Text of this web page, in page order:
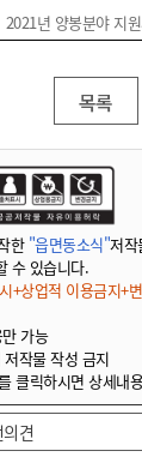
2021년 양봉분야 지
목록
한 "읍면동소식"저
수 있습니다.
+상업적 이용금지+
가능
작물 작성 금지
클릭하시면 상세내
견